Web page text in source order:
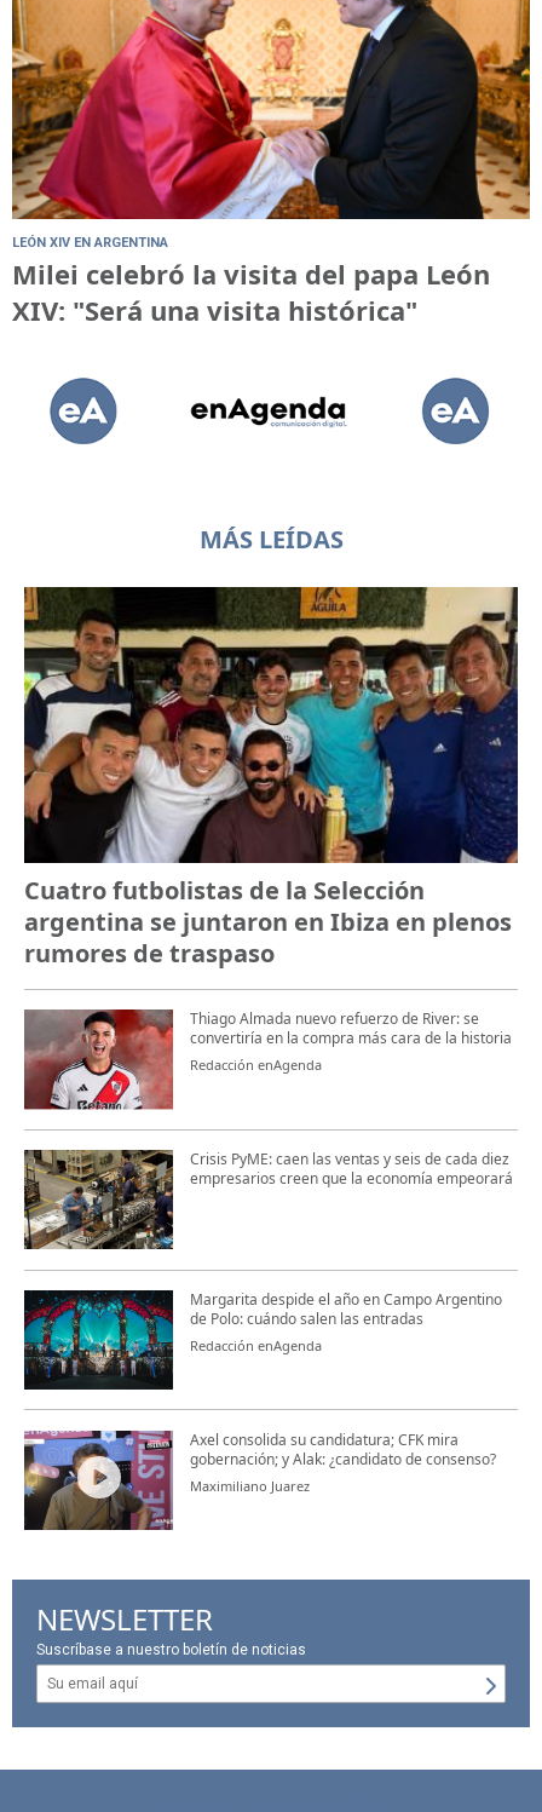
LEÓN XIV EN ARGENTINA
Milei celebró la visita del papa León
XIV: "Será una visita histórica"
MÁS LEÍDAS
Cuatro futbolistas de la Selección
argentina se juntaron en Ibiza en plenos
rumores de traspaso
Thiago Almada nuevo refuerzo de River: se
convertiría en la compra más cara de la historia
Redacción enAgenda
Crisis PyME: caen las ventas y seis de cada diez
empresarios creen que la economía empeorará
Margarita despide el año en Campo Argentino
de Polo: cuándo salen las entradas
Redacción enAgenda
Axel consolida su candidatura; CFK mira
gobernación; y Alak: ¿candidato de consenso?
Maximiliano Juarez
NEWSLETTER
Suscríbase a nuestro boletín de noticias